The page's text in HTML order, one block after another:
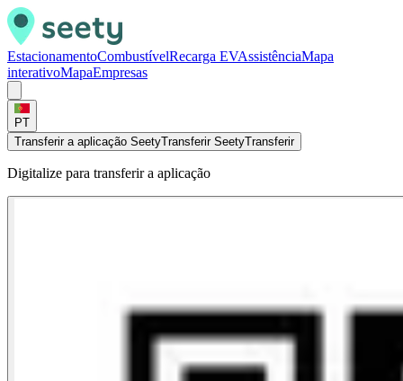
EstacionamentoCombustívelRecarga EVAssistênciaMapa
interativoMapaEmpresas
PT
Transferir a aplicação SeetyTransferir SeetyTransferir
Digitalize para transferir a aplicação